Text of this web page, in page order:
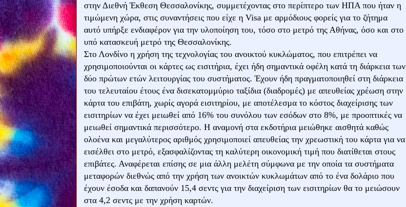
στην Διεθνή Έκθεση Θεσσαλονίκης, συμμετέχοντας στο περίπτερο των ΗΠΑ που ήταν η
τιμώμενη χώρα, στις συναντήσεις που είχε η Visa με αρμόδιους φορείς για το ζήτημα
αυτό υπήρξε ενδιαφέρον για την υλοποίηση του, τόσο στο μετρό της Αθήνας, όσο και στο
υπό κατασκευή μετρό της Θεσσαλονίκης.
Στο Λονδίνο η χρήση της τεχνολογίας του ανοικτού κυκλώματος, που επιτρέπει να
χρησιμοποιούνται οι κάρτες ως εισιτήρια, έχει ήδη σημαντικά οφέλη κατά τη διάρκεια των
δύο πρώτων ετών λειτουργίας του συστήματος. Έχουν ήδη πραγματοποιηθεί στη διάρκεια
του τελευταίου έτους ένα δισεκατομμύριο ταξίδια (διαδρομές) με απευθείας χρέωση στην
κάρτα του επιβάτη, χωρίς αγορά εισιτηρίου, με αποτέλεσμα το κόστος διαχείρισης των
εισιτηρίων να έχει μειωθεί από 16% του συνόλου των εσόδων στο 8%, με προοπτικές να
μειωθεί σημαντικά περισσότερο. Η αναμονή στα εκδοτήρια μειώθηκε αισθητά καθώς
ολοένα και μεγαλύτερος αριθμός χρησιμοποιεί απευθείας την χρεωστική του κάρτα για να
εισέλθει στο μετρό, εξασφαλίζοντας τη καλύτερη οικονομική τιμή που διατίθεται στους
επιβάτες. Αναφέρεται επίσης σε μια άλλη μελέτη σύμφωνα με την οποία τα συστήματα
μεταφορών διεθνώς από την χρήση των ανοικτών κυκλωμάτων από το ένα δολάριο που
έχουν έσοδα και δαπανούν 15,4 σεντς για την διαχείριση των εισιτηρίων θα το μειώσουν
στα 4,2 σεντς με την χρήση καρτών.